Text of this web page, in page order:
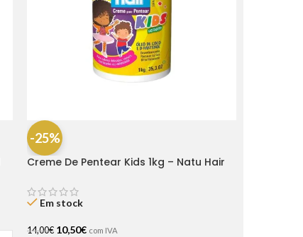
-25%
Creme De Pentear Kids 1kg – Natu Hair
Em stock
14,00€ 10,50€ com IVA